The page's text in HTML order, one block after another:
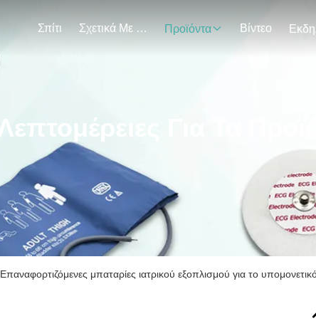
Σπίτι Σχετικά Με Εμάς Προϊόντα Βίντεο
Λεπτομέρειες Για Τα
Επαναφορτιζόμενες μπαταρίες ιατρικού εξοπλισμού για το